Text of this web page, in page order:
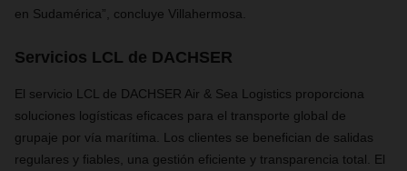
en Sudamérica”, concluye Villahermosa.
Servicios LCL de DACHSER
El servicio LCL de DACHSER Air & Sea Logistics proporciona
soluciones logísticas eficaces para el transporte global de
grupaje por vía marítima. Los clientes se benefician de salidas
regulares y fiables, una gestión eficiente y transparencia total. El